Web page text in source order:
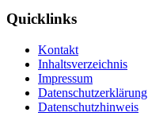
Quicklinks
Kontakt
Inhaltsverzeichnis
Impressum
Datenschutzerklärung
Datenschutzhinweis